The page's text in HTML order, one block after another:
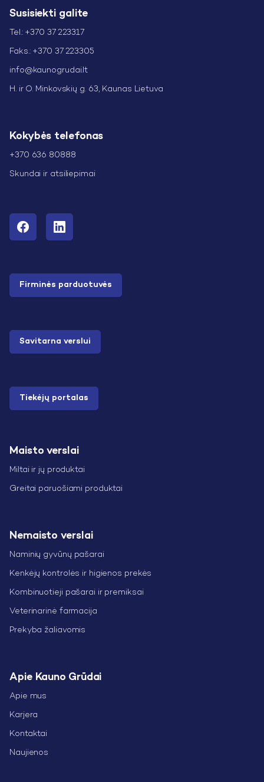
Susisiekti galite
Tel.: +370 37 223317
Faks.: +370 37 223305
info@kaunogrudai.lt
H. ir O. Minkovskių g. 63, Kaunas Lietuva
Kokybės telefonas
+370 636 80888
Skundai ir atsiliepimai
Firminės parduotuvės
Savitarna verslui
Tiekėjų portalas
Maisto verslai
Miltai ir jų produktai
Greitai paruošiami produktai
Nemaisto verslai
Naminių gyvūnų pašarai
Kenkėjų kontrolės ir higienos prekės
Kombinuotieji pašarai ir premiksai
Veterinarinė farmacija
Prekyba žaliavomis
Apie Kauno Grūdai
Apie mus
Karjera
Kontaktai
Naujienos